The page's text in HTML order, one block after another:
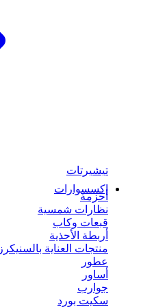
تيشيرتات
إكسسوارات
أحزمة
نظارات شمسية
قبعات وكاب
أربطة الأحذية
منتجات العناية بالسنيكرز
عطور
أساور
جوارب
سكيت بورد